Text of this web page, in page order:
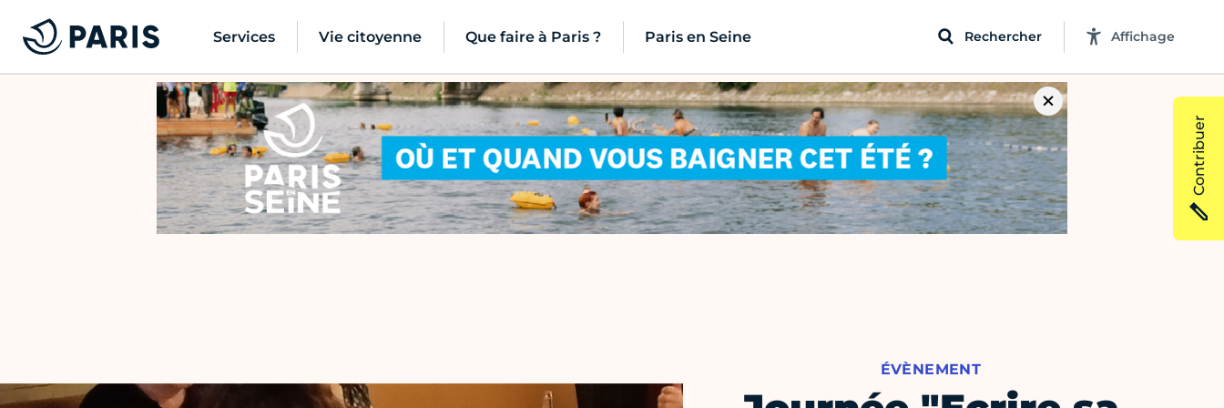
Services Vie citoyenne Que faire à Paris ? Paris en Seine Rechercher Affichage
ÉVÈNEMENT
Contribuer